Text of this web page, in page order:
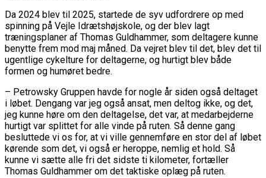
Da 2024 blev til 2025, startede de syv udfordrere op med
spinning på Vejle Idrætshøjskole, og der blev lagt
træningsplaner af Thomas Guldhammer, som deltagere kunne
benytte frem mod maj måned. Da vejret blev til det, blev det til
ugentlige cykelture for deltagerne, og hurtigt blev både
formen og humøret bedre.
– Petrowsky Gruppen havde for nogle år siden også deltaget
i løbet. Dengang var jeg også ansat, men deltog ikke, og det,
jeg kunne høre om den deltagelse, det var, at medarbejderne
hurtigt var splittet for alle vinde på ruten. Så denne gang
besluttede vi os for, at vi ville gennemføre en stor del af løbet
kørende som det, vi også er heroppe, nemlig et hold. Så
kunne vi sætte alle fri det sidste ti kilometer, fortæller
Thomas Guldhammer om det taktiske oplæg på ruten.